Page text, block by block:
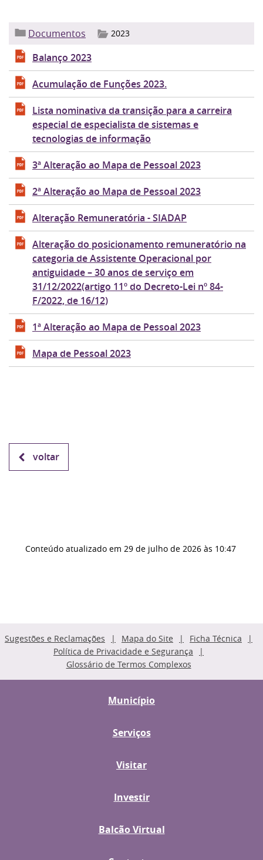
Documentos 2023
Balanço 2023
Acumulação de Funções 2023.
Lista nominativa da transição para a carreira
especial de especialista de sistemas e
tecnologias de informação
3ª Alteração ao Mapa de Pessoal 2023
2ª Alteração ao Mapa de Pessoal 2023
Alteração Remuneratória - SIADAP
Alteração do posicionamento remuneratório na
categoria de Assistente Operacional por
antiguidade – 30 anos de serviço em
31/12/2022(artigo 11º do Decreto-Lei nº 84-
F/2022, de 16/12)
1ª Alteração ao Mapa de Pessoal 2023
Mapa de Pessoal 2023
voltar
Conteúdo atualizado em 29 de julho de 2026 às 10:47
Sugestões e Reclamações Mapa do Site
Ficha Técnica
Política de Privacidade e Segurança
Glossário de Termos Complexos
Município
Serviços
Visitar
Investir
Balcão Virtual